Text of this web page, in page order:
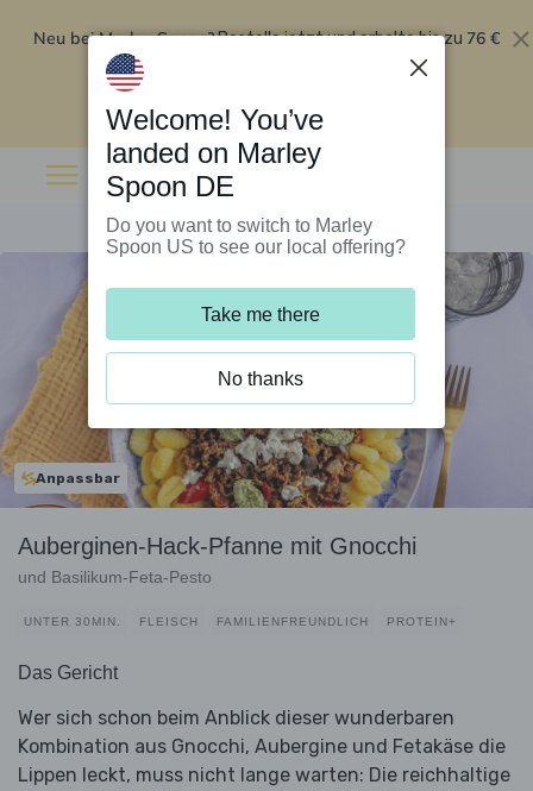
Neu bei Marley Spoon?Bestelle jetzt und erhalte bis zu 76 €
Rabatt auf deine ersten fünf Boxen
Anpassbar
Auberginen-Hack-Pfanne mit Gnocchi
und Basilikum-Feta-Pesto
UNTER 30MIN. FLEISCH FAMILIENFREUNDLICH PROTEIN+
Das Gericht
Wer sich schon beim Anblick dieser wunderbaren
Kombination aus Gnocchi, Aubergine und Fetakäse die
Lippen leckt, muss nicht lange warten: Die reichhaltige
Welcome! You’ve
landed on Marley
Spoon DE
Do you want to switch to Marley
Spoon US to see our local offering?
Take me there
No thanks